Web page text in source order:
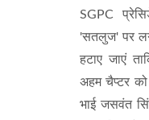
SGPC
'सतलुज' पर
हटाए जाएं
अहम चैप्टर
भाई जसवंत